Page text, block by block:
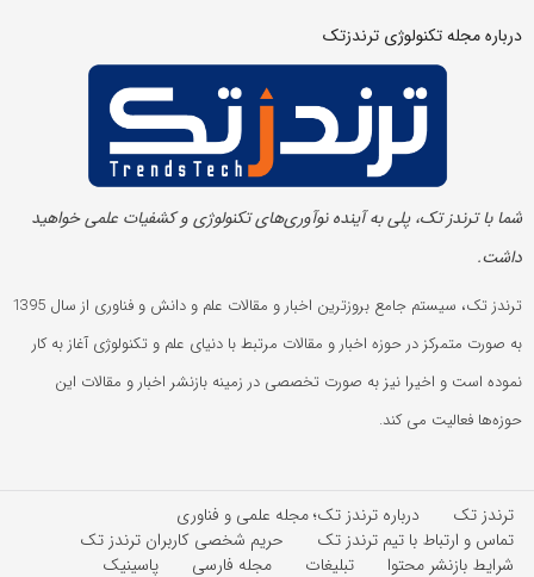
درباره مجله تکنولوژی ترندزتک
شما با ترندز تک، پلی به آینده‌ نوآوری‌های تکنولوژی و کشفیات علمی خواهید
داشت.
ترندز تک، سیستم جامع بروزترین اخبار و مقالات علم و دانش و فناوری از سال 1395
به صورت متمرکز در حوزه اخبار و مقالات مرتبط با دنیای علم و تکنولوژی آغاز به کار
نموده است و اخیرا نیز به صورت تخصصی در زمینه بازنشر اخبار و مقالات این
حوزه‌ها فعالیت می کند.
ترندز تک
درباره ترندز تک؛ مجله علمی و فناوری
تماس و ارتباط با تیم ترندز تک
حریم شخصی کاربران ترندز تک
شرایط بازنشر محتوا
تبلیغات مجله فارسی
پاسینیک